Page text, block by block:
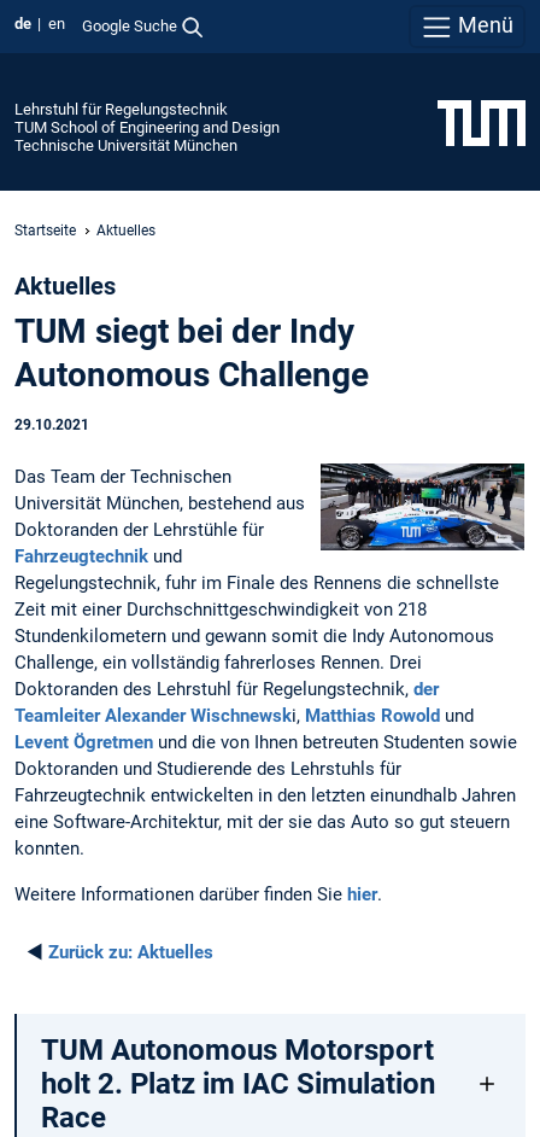
de en Google Suche Menü
Lehrstuhl für Regelungstechnik
TUM School of Engineering and Design
Technische Universität München
Startseite Aktuelles
Aktuelles
TUM siegt bei der Indy
Autonomous Challenge
29.10.2021
Das Team der Technischen
Universität München, bestehend aus
Doktoranden der Lehrstühle für
Fahrzeugtechnik und
Regelungstechnik, fuhr im Finale des Rennens die schnellste
Zeit mit einer Durchschnittgeschwindigkeit von 218
Stundenkilometern und gewann somit die Indy Autonomous
Challenge, ein vollständig fahrerloses Rennen. Drei
Doktoranden des Lehrstuhl für Regelungstechnik, der
Teamleiter Alexander Wischnewski, Matthias Rowold und
Levent Ögretmen und die von Ihnen betreuten Studenten sowie
Doktoranden und Studierende des Lehrstuhls für
Fahrzeugtechnik entwickelten in den letzten einundhalb Jahren
eine Software-Architektur, mit der sie das Auto so gut steuern
konnten.
Weitere Informationen darüber finden Sie hier.
◄ Zurück zu: Aktuelles
TUM Autonomous Motorsport
holt 2. Platz im IAC Simulation
Race